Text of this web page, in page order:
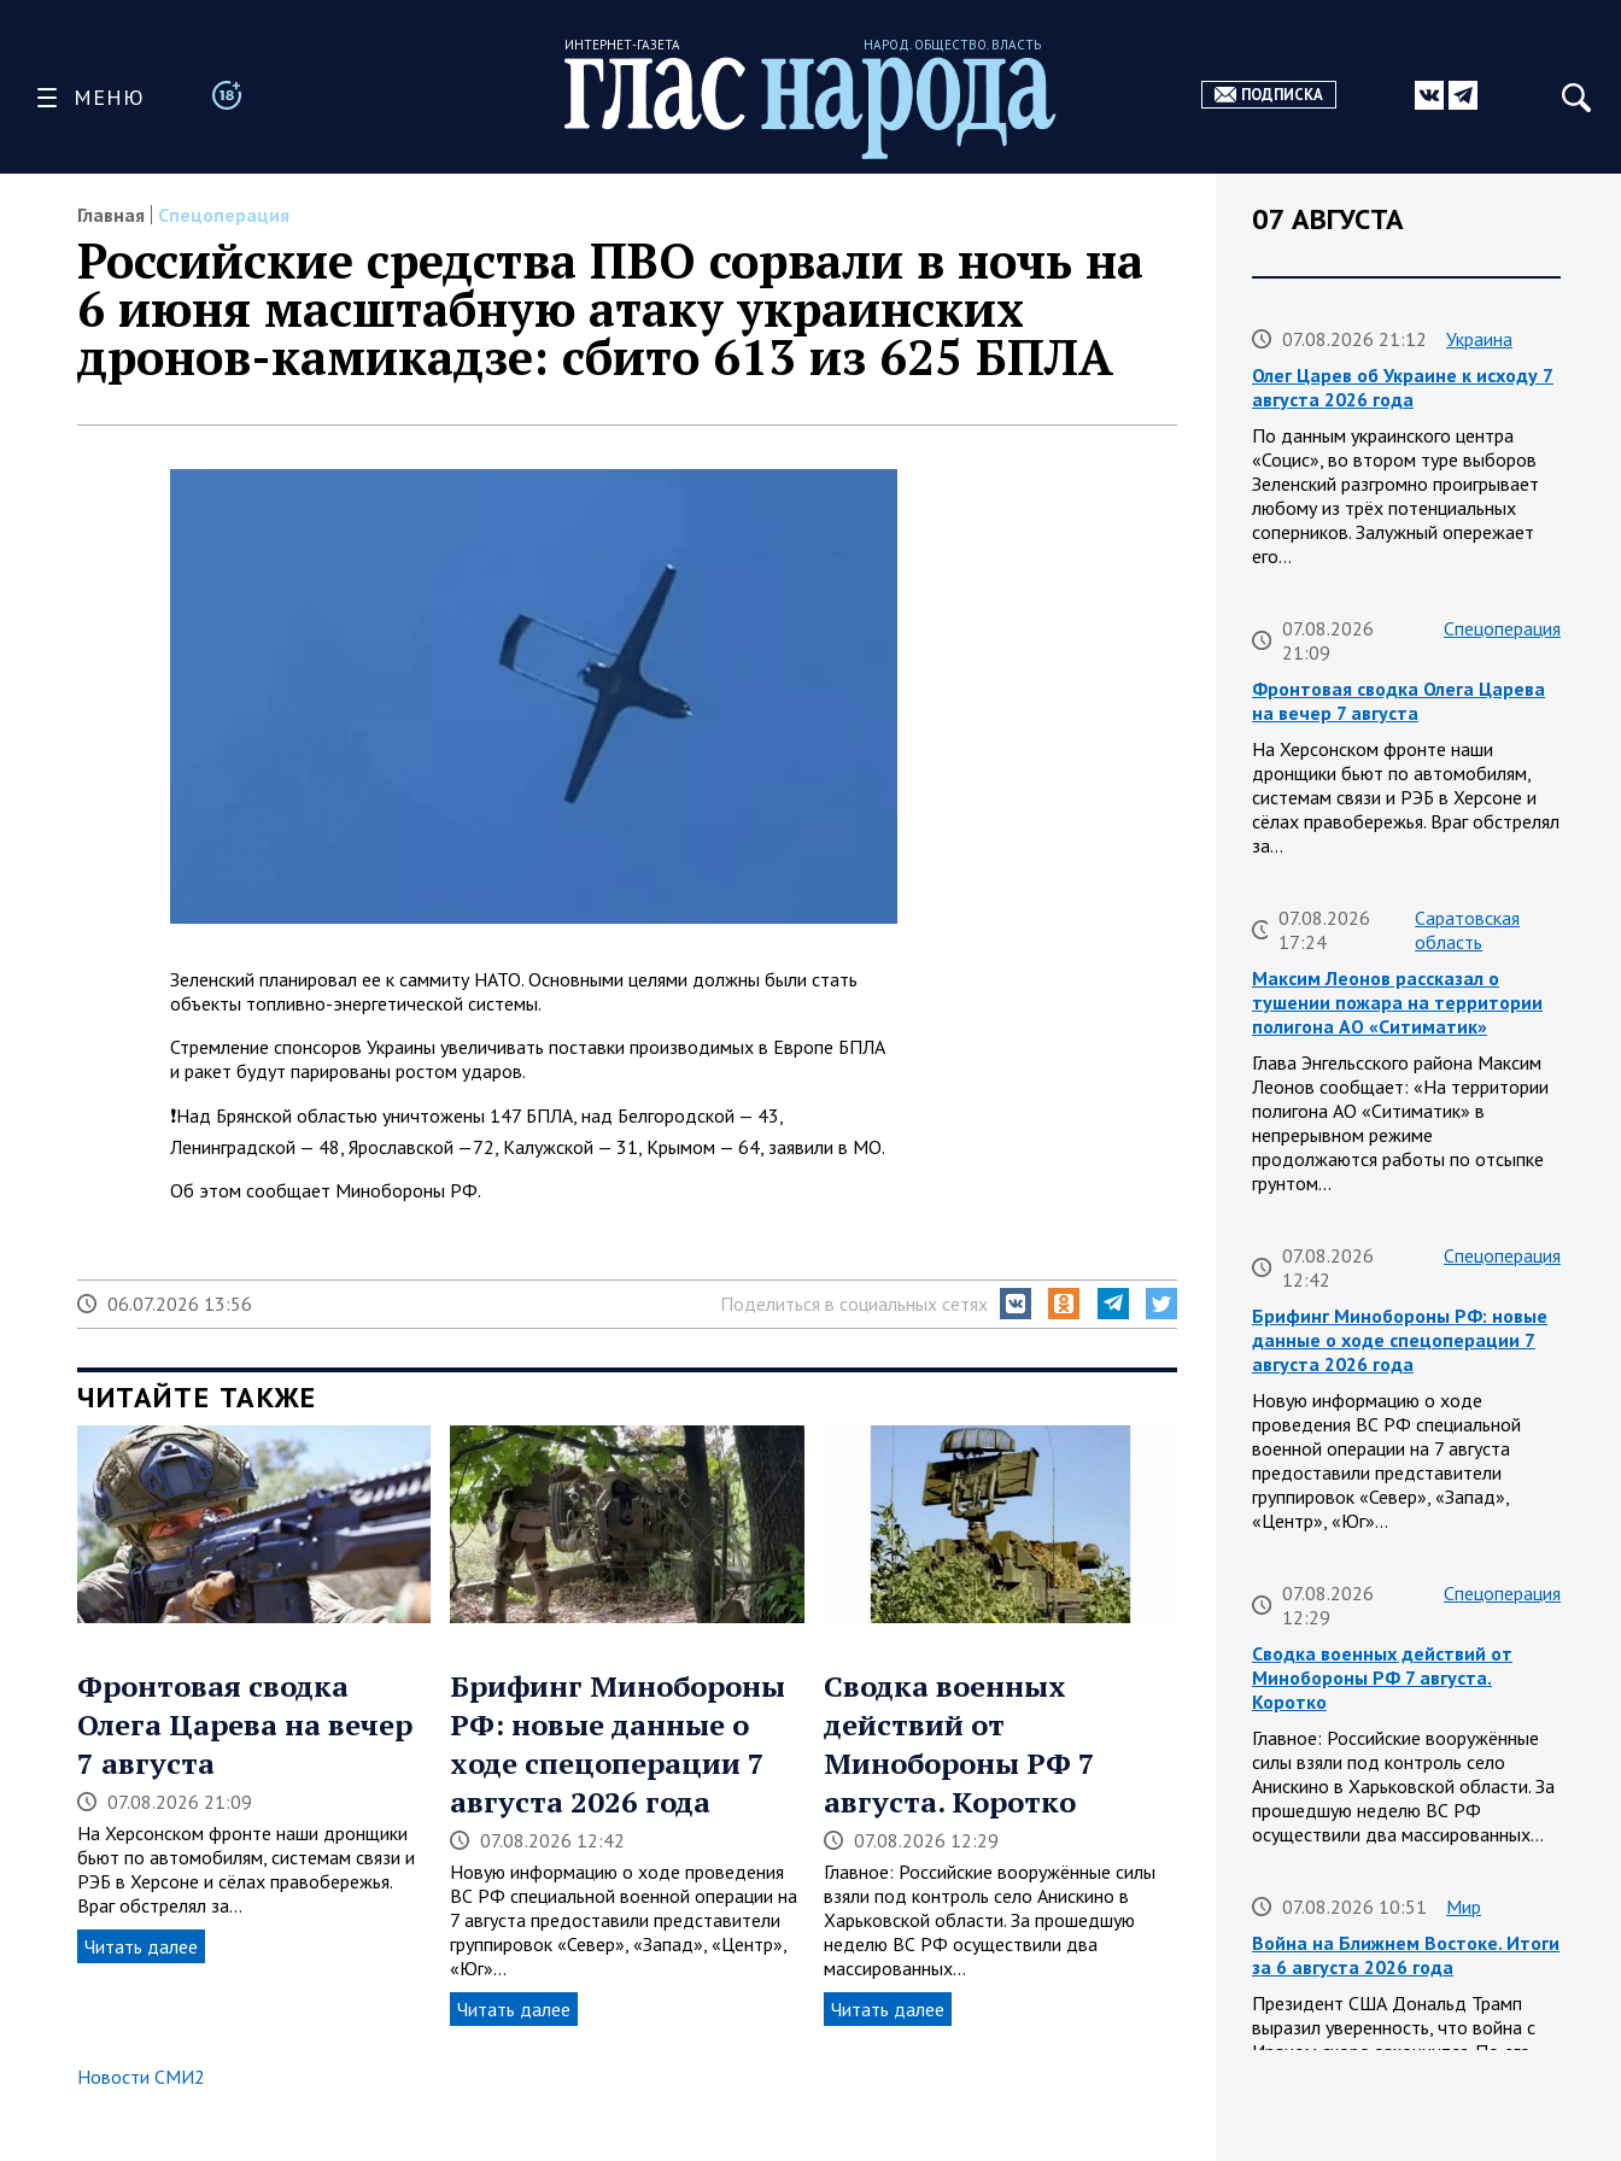
МЕНЮ
ИНТЕРНЕТ-ГАЗЕТА НАРОД. ОБЩЕСТВО. ВЛАСТЬ
ПОДПИСКА
Главная Спецоперация
Российские средства ПВО сорвали в ночь на
6 июня масштабную атаку украинских
дронов-камикадзе: сбито 613 из 625 БПЛА
Зеленский планировал ее к саммиту НАТО. Основными целями должны были стать
объекты топливно-энергетической системы.
Стремление спонсоров Украины увеличивать поставки производимых в Европе БПЛА
и ракет будут парированы ростом ударов.
❗Над Брянской областью уничтожены 147 БПЛА, над Белгородской — 43,
Ленинградской — 48, Ярославской —72, Калужской — 31, Крымом — 64, заявили в МО.
Об этом сообщает Минобороны РФ.
06.07.2026 13:56 Поделиться в социальных сетях
ЧИТАЙТЕ ТАКЖЕ
Фронтовая сводка
Олега Царева на вечер
7 августа
07.08.2026 21:09
На Херсонском фронте наши дронщики
бьют по автомобилям, системам связи и
РЭБ в Херсоне и сёлах правобережья.
Враг обстрелял за…
Читать далее
Брифинг Минобороны
РФ: новые данные о
ходе спецоперации 7
августа 2026 года
07.08.2026 12:42
Новую информацию о ходе проведения
ВС РФ специальной военной операции на
7 августа предоставили представители
группировок «Север», «Запад», «Центр»,
«Юг»…
Читать далее
Сводка военных
действий от
Минобороны РФ 7
августа. Коротко
07.08.2026 12:29
Главное: Российские вооружённые силы
взяли под контроль село Анискино в
Харьковской области. За прошедшую
неделю ВС РФ осуществили два
массированных…
Читать далее
Новости СМИ2
07 АВГУСТА
07.08.2026 21:12
Украина
Олег Царев об Украине к исходу 7
августа 2026 года
По данным украинского центра
«Социс», во втором туре выборов
Зеленский разгромно проигрывает
любому из трёх потенциальных
соперников. Залужный опережает
его…
07.08.2026
21:09
Спецоперация
Фронтовая сводка Олега Царева
на вечер 7 августа
На Херсонском фронте наши
дронщики бьют по автомобилям,
системам связи и РЭБ в Херсоне и
сёлах правобережья. Враг обстрелял
за…
07.08.2026
17:24
Саратовская
область
Максим Леонов рассказал о
тушении пожара на территории
полигона АО «Ситиматик»
Глава Энгельсского района Максим
Леонов сообщает: «На территории
полигона АО «Ситиматик» в
непрерывном режиме
продолжаются работы по отсыпке
грунтом…
07.08.2026
12:42
Спецоперация
Брифинг Минобороны РФ: новые
данные о ходе спецоперации 7
августа 2026 года
Новую информацию о ходе
проведения ВС РФ специальной
военной операции на 7 августа
предоставили представители
группировок «Север», «Запад»,
«Центр», «Юг»…
07.08.2026
12:29
Спецоперация
Сводка военных действий от
Минобороны РФ 7 августа.
Коротко
Главное: Российские вооружённые
силы взяли под контроль село
Анискино в Харьковской области. За
прошедшую неделю ВС РФ
осуществили два массированных…
07.08.2026 10:51
Мир
Война на Ближнем Востоке. Итоги
за 6 августа 2026 года
Президент США Дональд Трамп
выразил уверенность, что война с
Ираном скоро закончится. По его